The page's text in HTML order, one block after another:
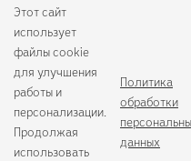
Этот сайт
использует
файлы cookie
для улучшения
работы и
персонализации.
Продолжая
использовать
Политика
обработки
данных